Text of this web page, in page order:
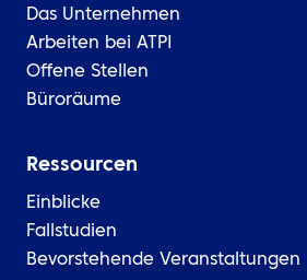
Das Unternehmen
Arbeiten bei ATPI
Offene Stellen
Büroräume
Ressourcen
Einblicke
Fallstudien
Bevorstehende Veranstaltungen